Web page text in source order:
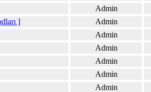
Admin
]
Admin
Admin
Admin
Admin
Admin
Admin